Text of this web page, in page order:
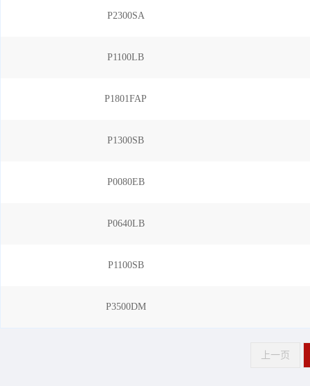
P2300SA
P1100LB
P1801FAP
P1300SB
P0080EB
P0640LB
P1100SB
P3500DM
上一页